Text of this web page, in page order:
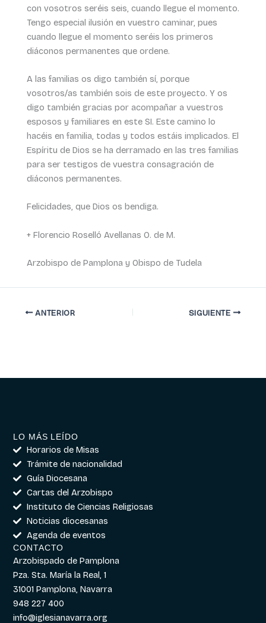
con vosotros seréis seis, cuando llegue el momento.
Tengo especial ilusión en vuestro caminar, pues
cuando llegue el momento seréis los primeros
diáconos permanentes que ordene.
A las familias os digo también sí, porque
vosotros/as también sois de este proyecto. Y os
digo también gracias por acompañar a vuestros
esposos y familiares en este SI. Este camino lo
hacéis en familia, todas y todos estáis implicados. El
Espíritu de Dios se ha derramado en las tres familias
para ser testigos de vuestra consagración de
diáconos permanentes.
Felicidades, que Dios os bendiga.
+ Florencio Roselló Avellanas O. de M.
Arzobispo de Pamplona y Obispo de Tudela
ANTERIOR SIGUIENTE
LO MÁS LEÍDO
Horarios de Misas
Trámite de nacionalidad
Guía Diocesana
Cartas del Arzobispo
Instituto de Ciencias Religiosas
Noticias diocesanas
Agenda de eventos
CONTACTO
Arzobispado de Pamplona
Pza. Sta. María la Real, 1
31001 Pamplona, Navarra
948 227 400
info@iglesianavarra.org